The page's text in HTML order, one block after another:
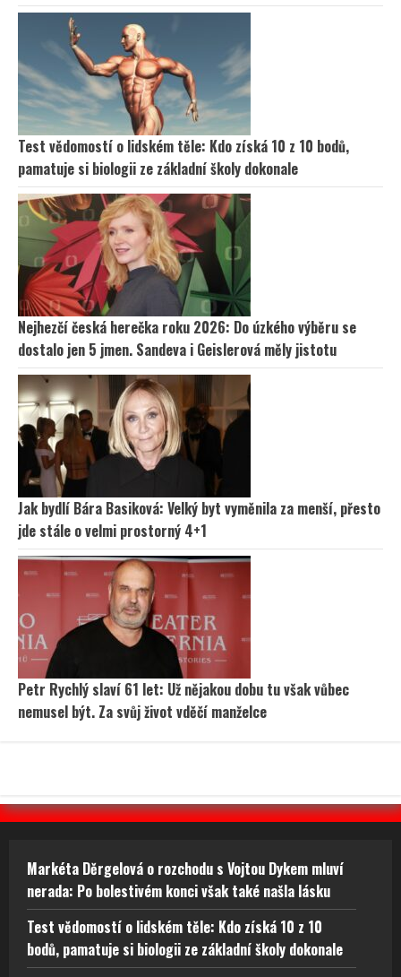
Test vědomostí o lidském těle: Kdo získá 10 z 10 bodů,
pamatuje si biologii ze základní školy dokonale
Nejhezčí česká herečka roku 2026: Do úzkého výběru se
dostalo jen 5 jmen. Sandeva i Geislerová měly jistotu
Jak bydlí Bára Basiková: Velký byt vyměnila za menší, přesto
jde stále o velmi prostorný 4+1
Petr Rychlý slaví 61 let: Už nějakou dobu tu však vůbec
nemusel být. Za svůj život vděčí manželce
Markéta Děrgelová o rozchodu s Vojtou Dykem mluví
nerada: Po bolestivém konci však také našla lásku
Test vědomostí o lidském těle: Kdo získá 10 z 10
bodů, pamatuje si biologii ze základní školy dokonale